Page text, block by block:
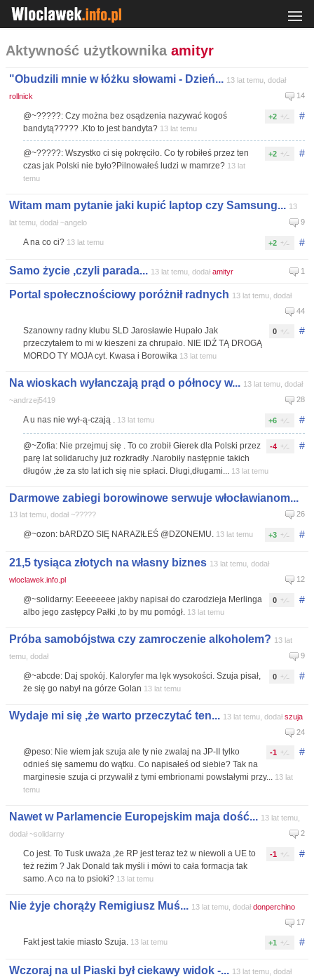
Aktywność użytkownika amityr
"Obudzili mnie w łóżku słowami - Dzień... 13 lat temu, dodał
rollnick
14
#
+2
@~?????: Czy można bez osądzenia nazywać kogoś
bandytą????? .Kto to jest bandyta? 13 lat temu
#
+2
@~?????: Wszystko ci się pokręciło. Co ty robiłeś przez ten
czas jak Polski nie było?Pilnowałeś ludzi w mamrze? 13 lat
temu
Witam mam pytanie jaki kupić laptop czy Samsung... 13
lat temu, dodał ~angelo
9
#
+2
A na co ci? 13 lat temu
Samo życie ,czyli parada... 13 lat temu, dodał amityr 1
Portal społecznościowy poróżnił radnych 13 lat temu, dodał
44
#
0
Szanowny radny klubu SLD Jarosławie Hupało Jak
przeczytałem to mi w kieszeni za chrupało. NIE IDŹ TĄ DROGĄ
MORDO TY MOJA cyt. Kwasa i Borowika 13 lat temu
Na wioskach wyłanczają prąd o północy w... 13 lat temu, dodał
~andrzej5419
28
#
+6
A u nas nie wył-ą-czają . 13 lat temu
#
-4
@~Zofia: Nie przejmuj się . To co zrobił Gierek dla Polski przez
parę lat solidaruchy już rozkradły .Narobiły następnie takich
długów ,że za sto lat ich się nie spłaci. Długi,długami... 13 lat temu
Darmowe zabiegi borowinowe serwuje włocławianom...
13 lat temu, dodał ~????? 26
#
+3
@~ozon: bARDZO SIĘ NARAZIŁEŚ @DZONEMU. 13 lat temu
21,5 tysiąca złotych na własny biznes 13 lat temu, dodał
wloclawek.info.pl
12
#
0
@~solidarny: Eeeeeeee jakby napisał do czarodzieja Merlinga
albo jego zastępcy Pałki ,to by mu pomógł. 13 lat temu
Próba samobójstwa czy zamroczenie alkoholem? 13 lat
temu, dodał
9
#
0
@~abcde: Daj spokój. Kaloryfer ma lęk wysokości. Szuja pisał,
że się go nabył na górze Golan 13 lat temu
Wydaje mi się ,że warto przeczytać ten... 13 lat temu, dodał szuja
24
#
-1
@peso: Nie wiem jak szuja ale ty nie zwalaj na JP-II tylko
odnieś się samemu do wątku. Co napisałeś od siebie? Tak na
marginesie szuja ci przywalił z tymi embrionami powstałymi przy... 13 lat
temu
Nawet w Parlamencie Europejskim maja dość... 13 lat temu,
dodał ~solidarny
2
#
-1
Co jest. To Tusk uważa ,że RP jest teraz też w niewoli a UE to
też reżim ? Jak Donald tak myśli i mówi to cała formacja tak
samo. A co na to psioki? 13 lat temu
Nie żyje chorąży Remigiusz Muś... 13 lat temu, dodał donperchino
17
#
+1
Fakt jest takie miasto Szuja. 13 lat temu
Wczoraj na ul Piaski był ciekawy widok -... 13 lat temu, dodał